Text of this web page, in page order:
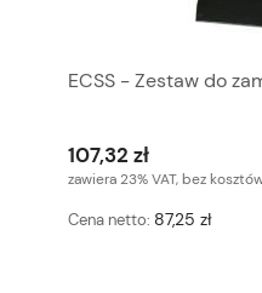
ECSS - Zestaw do
107,32 zł
zawiera 23% VAT, bez
Cena netto: 87,25 zł